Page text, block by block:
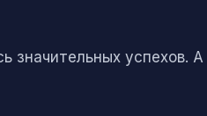
значительных